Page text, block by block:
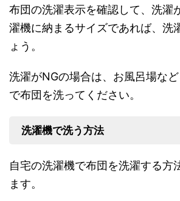
布団の洗濯表示を確認して、洗濯
濯機に納まるサイズであれば、洗
ょう。
洗濯がNGの場合は、お風呂場な
で布団を洗ってください。
洗濯機で洗う方法
自宅の洗濯機で布団を洗濯する方
ます。